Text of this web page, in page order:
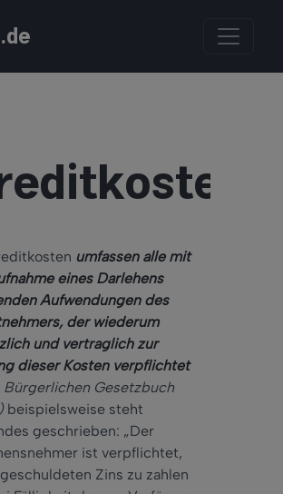
umfassen alle mit
eines Darlehens
Aufwendungen des
der wiederum
und vertraglich zur
dieser Kosten verpflichtet
Bürgerlichen Gesetzbuch
beispielsweise steht
geschrieben: „Der
ist verpflichtet,
Zins zu zahlen